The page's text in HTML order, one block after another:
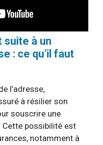
suite à un
: ce qu’il faut
l’adresse,
à résilier son
souscrire une
Cette possibilité est
notamment à